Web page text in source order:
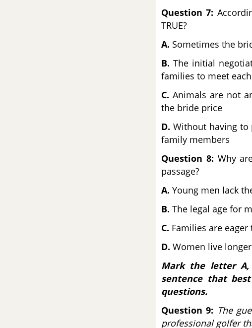
Question 7:
TRUE?
A. Sometimes the
B. The initial
families to meet
C. Animals are not
the bride price
D. Without having to
family members
Question 8: Why
passage?
A. Young men lack
B. The legal age for
C. Families are
D. Women live
Mark the letter
sentence that
questions.
Question 9: The
professional golfer